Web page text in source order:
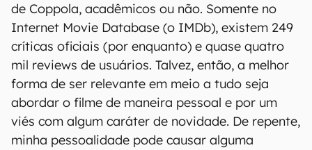
de Coppola, acadêmicos ou não. Somente no
Internet Movie Database (o IMDb), existem 249
críticas oficiais (por enquanto) e quase quatro
mil reviews de usuários. Talvez, então, a melhor
forma de ser relevante em meio a tudo seja
abordar o filme de maneira pessoal e por um
viés com algum caráter de novidade. De repente,
minha pessoalidade pode causar alguma